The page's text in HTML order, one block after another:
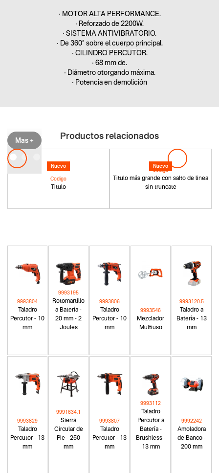
• MOTOR ALTA PERFORMANCE.
• Reforzado de 2200W.
• SISTEMA ANTIVIBRATORIO.
• De 360° sobre el cuerpo principal.
• CILINDRO PERCUTOR.
• 68 mm de.
• Diámetro otorgando máxima.
• Potencia en demolición
Mas + Productos relacionados
Nuevo
Titulo
Codigo
Nuevo
Titulo más grande con salto de linea
sin truncate
Codigo
Taladro
Percutor - 10
mm
9993804
Rotomartillo
a Batería -
20 mm - 2
Joules
9993195
Taladro
Percutor - 10
mm
9993806
Mezclador
Multiuso
9993546
Taladro a
Batería - 13
mm
9993120.5
Taladro
Percutor - 13
mm
9993829
Sierra
Circular de
Pie - 250
mm
9991634.1
Taladro
Percutor - 13
mm
9993807
Taladro
Percutor a
Batería -
Brushless -
13 mm
9993112
Amoladora
de Banco -
200 mm
9992242